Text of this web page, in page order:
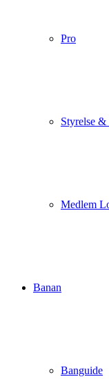
Pro
Styrelse
Medlem
Banan
Banguide